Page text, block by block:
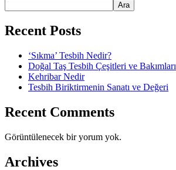
Ara
Recent Posts
‘Sıkma’ Tesbih Nedir?
Doğal Taş Tesbih Çeşitleri ve Bakımları
Kehribar Nedir
Tesbih Biriktirmenin Sanatı ve Değeri
Recent Comments
Görüntülenecek bir yorum yok.
Archives